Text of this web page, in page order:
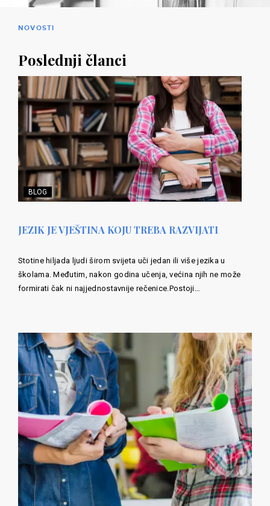
NOVOSTI
Poslednji članci
BLOG
JEZIK JE VJEŠTINA KOJU TREBA RAZVIJATI
Stotine hiljada ljudi širom svijeta uči jedan ili više jezika u
školama. Međutim, nakon godina učenja, većina njih ne može
formirati čak ni najjednostavnije rečenice.Postoji…